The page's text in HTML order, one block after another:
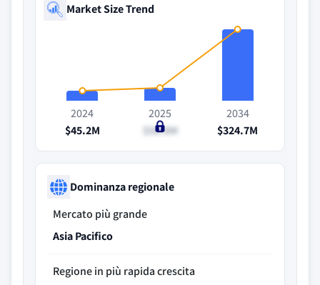
Market Size Trend
2024
$45.2M
2025
$58.8M
2034
$324.7M
Dominanza regionale
Mercato più grande
Asia Pacifico
Regione in più rapida crescita